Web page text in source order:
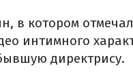
в котором
интимного
директрису.